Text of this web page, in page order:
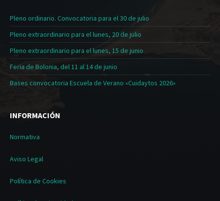
Pleno ordinario. Convocatoria para el 30 de julio
Pleno extraordinario para el lunes, 20 de julio
Pleno extraordinario para el lunes, 15 de junio
Feria de Bolonia, del 11 al 14 de junio
Bases convocatoria Escuela de Verano «Cuidaytos 2026»
INFORMACIÓN
Normativa
Aviso Legal
Política de Cookies